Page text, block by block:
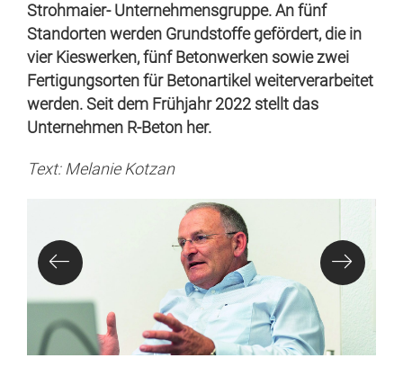
Strohmaier- Unternehmensgruppe. An fünf
Standorten werden Grundstoffe gefördert, die in
vier Kieswerken, fünf Betonwerken sowie zwei
Fertigungsorten für Betonartikel weiterverarbeitet
werden. Seit dem Frühjahr 2022 stellt das
Unternehmen R-Beton her.
Text: Melanie Kotzan